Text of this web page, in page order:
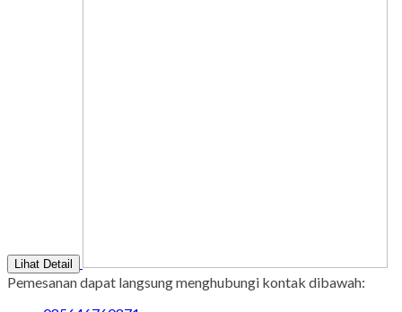
Lihat Detail
Pemesanan dapat langsung menghubungi kontak dibawah: